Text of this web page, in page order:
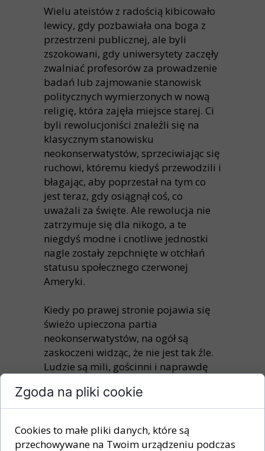
Wielu ateistów z radością kibicowało
lewicy, gdy pozbawiała ona boga z
przestrzeni publicznej, ale byli
zszokowani, gdy uniwersytety zaczęły
zwalniać profesorów za prowadzenie
badań lub zajmowanie stanowisk
politycznych wymierzonych w nową
religię, która zajęła miejsce starej. Ci
byli rewolucjoniści znaleźli się na
klasycznym stanowisku
neokonserwatystów, sprzeciwiając się
ruchowi, któremu kiedyś przewodzili i
błagając, aby poprzestał na tym co
jest teraz, gdy osiągnął coś, co
uważali za święte. Ale rewolucja nie
zatrzymuje się dla nikogo, a te
niegdyś modne i cnotliwe jednostki
nagle zostały zepchnięte w otchłań
statusu społecznego czerwonej
Ameryki.
Kiedy po prawej stronie pojawia się
świeżo upieczona partia
neokonserwatystów, na ogół są
zaskoczeni widząc, że nie jest tak źle.
Ludzie są mili, gościnni i naprawdę
lewicy zdaje sobie sprawę jak szalone
rzeczy się tam wydarzyły. Byli
rewolucjoniści nadal wahają się, czy
identyfikować się jako konserwatyści,
Zgoda na pliki cookie
Cookies to małe pliki danych, które są
przechowywane na Twoim urządzeniu podczas